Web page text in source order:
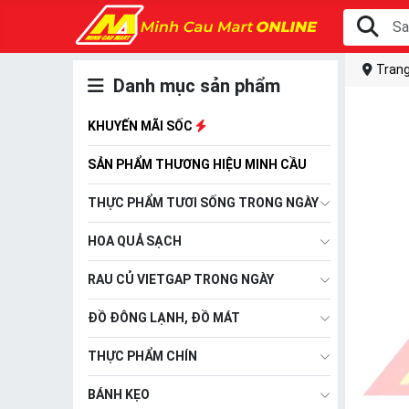
Danh mục sản phẩm
KHUYẾN MÃI SỐC
SẢN PHẨM THƯƠNG HIỆU MINH CẦU
THỰC PHẨM TƯƠI SỐNG TRONG NGÀY
HOA QUẢ SẠCH
RAU CỦ VIETGAP TRONG NGÀY
ĐỒ ĐÔNG LẠNH, ĐỒ MÁT
THỰC PHẨM CHÍN
BÁNH KẸO